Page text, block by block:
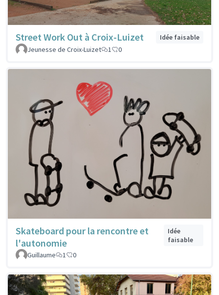
Street Work Out à Croix-Luizet
Idée faisable
Jeunesse de Croix-Luizet
1 0
Skateboard pour la rencontre et
l'autonomie
Idée
faisable
Guillaume
1 0